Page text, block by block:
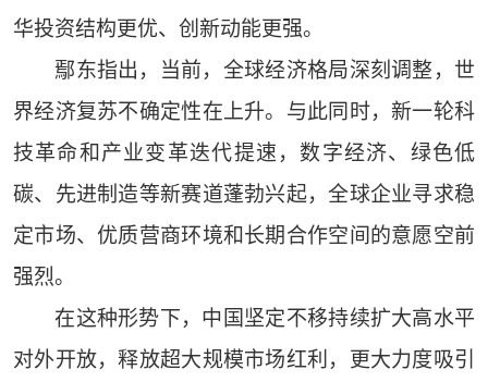
华投资结构更优、创新动能更强。
鄢东指出，当前，全球经济格局深刻调整，世
界经济复苏不确定性在上升。与此同时，新一轮科
技革命和产业变革迭代提速，数字经济、绿色低
碳、先进制造等新赛道蓬勃兴起，全球企业寻求稳
定市场、优质营商环境和长期合作空间的意愿空前
强烈。
在这种形势下，中国坚定不移持续扩大高水平
对外开放，释放超大规模市场红利，更大力度吸引